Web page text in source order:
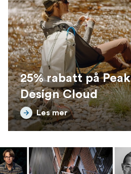
25% rabatt på Peak
Design Cloud
Les mer